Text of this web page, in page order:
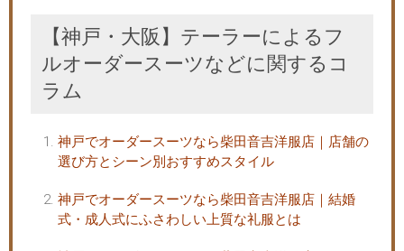
【神戸・大阪】テーラーによるフ
ルオーダースーツなどに関するコ
ラム
神戸でオーダースーツなら柴田音吉洋服店｜店舗の
選び方とシーン別おすすめスタイル
神戸でオーダースーツなら柴田音吉洋服店｜結婚
式・成人式にふさわしい上質な礼服とは